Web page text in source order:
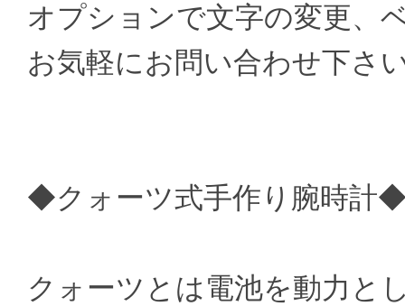
オプションで文字の変更、
お気軽にお問い合わせ下さ
◆クォーツ式手作り腕時計
クォーツとは電池を動力と